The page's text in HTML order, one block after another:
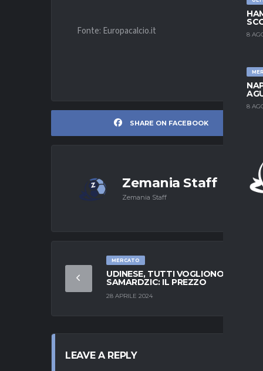
8
8
Fonte: Europacalcio.it
SHARE ON FACEBOOK
Zemania Staff
Zemania Staff
MERCATO
UDINESE, TUTTI VOGLIONO
SAMARDZIC: IL PREZZO
28 APRILE 2024
LEAVE A REPLY